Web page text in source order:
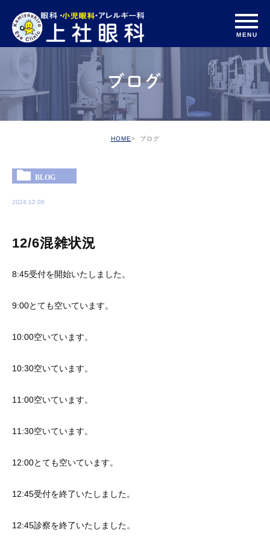
ブログ
HOME ブログ
BLOG
2024.12.06
12/6混雑状況
8:45受付を開始いたしました。
9:00とても空いています。
10:00空いています。
10:30空いています。
11:00空いています。
11:30空いています。
12:00とても空いています。
12:45受付を終了いたしました。
12:45診察を終了いたしました。